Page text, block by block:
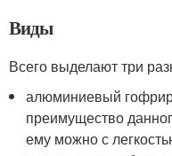
Виды
Всего выделают три
алюминиевый
преимущество
ему можно с